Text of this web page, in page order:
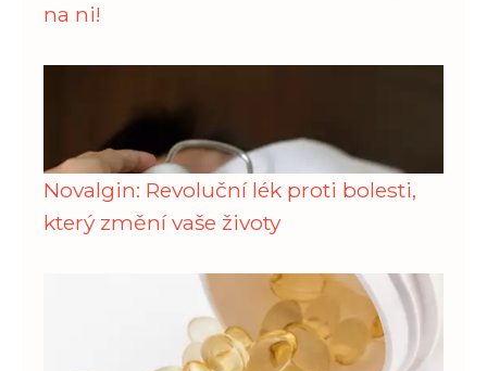
na ni!
Novalgin: Revoluční lék proti bolesti,
který změní vaše životy